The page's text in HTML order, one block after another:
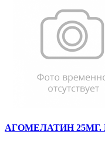
АГОМЕЛАТИН 25МГ.